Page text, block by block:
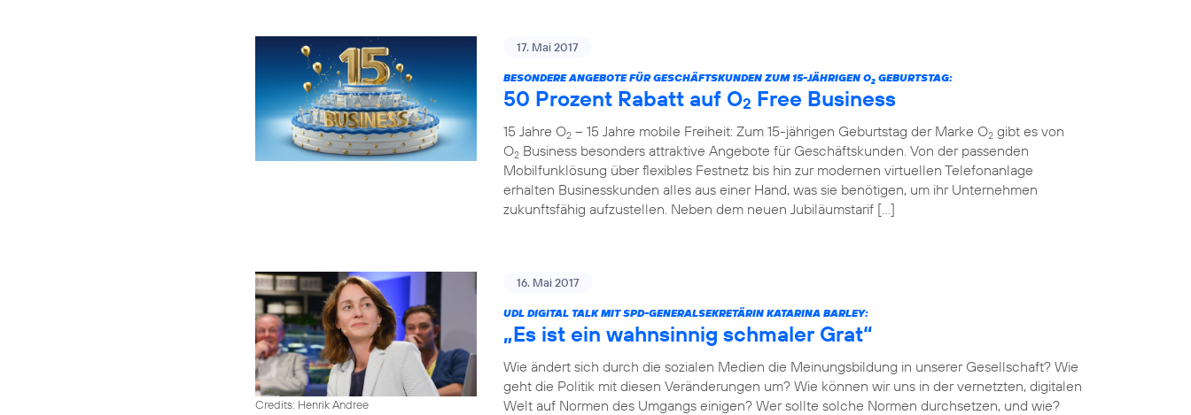
17. Mai 2017
BESONDERE ANGEBOTE FÜR GESCHÄFTSKUNDEN ZUM 15-JÄHRIGEN O2 GEBURTSTAG:
50 Prozent Rabatt auf O2 Free Business
15 Jahre O2 – 15 Jahre mobile Freiheit: Zum 15-jährigen Geburtstag der Marke O2 gibt es von
O2 Business besonders attraktive Angebote für Geschäftskunden. Von der passenden
Mobilfunklösung über flexibles Festnetz bis hin zur modernen virtuellen Telefonanlage
erhalten Businesskunden alles aus einer Hand, was sie benötigen, um ihr Unternehmen
zukunftsfähig aufzustellen. Neben dem neuen Jubiläumstarif […]
Credits: Henrik Andree
16. Mai 2017
UDL DIGITAL TALK MIT SPD-GENERALSEKRETÄRIN KATARINA BARLEY:
„Es ist ein wahnsinnig schmaler Grat“
Wie ändert sich durch die sozialen Medien die Meinungsbildung in unserer Gesellschaft? Wie
geht die Politik mit diesen Veränderungen um? Wie können wir uns in der vernetzten, digitalen
Welt auf Normen des Umgangs einigen? Wer sollte solche Normen durchsetzen, und wie?